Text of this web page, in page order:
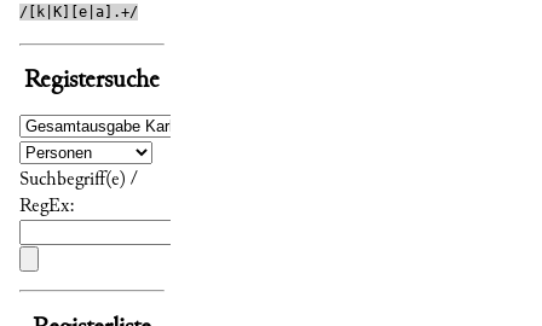
/[k|K][e|a].+/
Registersuche
Suchbegriff(e) /
RegEx: